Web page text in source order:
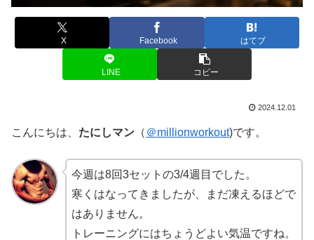
X Facebook はてブ
LINE コピー
2024.12.01
こんにちは、 たにしマン （ ＠millionworkout)です。
今週は8回3セットの3/4週目でした。
寒くはなってきましたが、まだ凍えるほどで
はありません。
トレーニングにはちょうどよい気温ですね。